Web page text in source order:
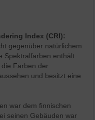
Index (CRI):
gegenüber natürlichem
Spektralfarben enthält
Farben der
und besitzt eine
war dem finnischen
seinen Gebäuden war